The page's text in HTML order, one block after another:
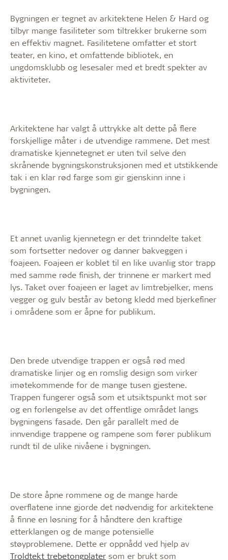
Bygningen er tegnet av arkitektene Helen & Hard og
tilbyr mange fasiliteter som tiltrekker brukerne som
en effektiv magnet. Fasilitetene omfatter et stort
teater, en kino, et omfattende bibliotek, en
ungdomsklubb og lesesaler med et bredt spekter av
aktiviteter.
Arkitektene har valgt å uttrykke alt dette på flere
forskjellige måter i de utvendige rammene. Det mest
dramatiske kjennetegnet er uten tvil selve den
skrånende bygningskonstruksjonen med et utstikkende
tak i en klar rød farge som gir gjenskinn inne i
bygningen.
Et annet uvanlig kjennetegn er det trinndelte taket
som fortsetter nedover og danner bakveggen i
foajeen. Foajeen er koblet til en like uvanlig stor trapp
med samme røde finish, der trinnene er markert med
lys. Taket over foajeen er laget av limtrebjelker, mens
vegger og gulv består av betong kledd med bjerkefiner
i områdene som er åpne for publikum.
Den brede utvendige trappen er også rød med
dramatiske linjer og en romslig design som virker
imøtekommende for de mange tusen gjestene.
Trappen fungerer også som et utsiktspunkt mot sør
og en forlengelse av det offentlige området langs
bygningens fasade. Den går parallelt med de
innvendige trappene og rampene som fører publikum
rundt til de ulike nivåene i bygningen.
De store åpne rommene og de mange harde
overflatene inne gjorde det nødvendig for arkitektene
å finne en løsning for å håndtere den kraftige
etterklangen og de mange potensielle
støyproblemene. Dette er oppnådd ved hjelp av
Troldtekt trebetongplater som er brukt som